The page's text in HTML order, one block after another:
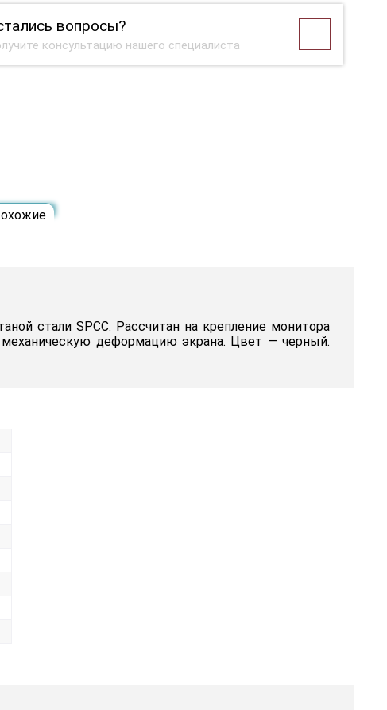
вопросы?
консультацию нашего специалиста
стали SPCC. Рассчитан на крепление монитора
механическую деформацию экрана. Цвет — черный.